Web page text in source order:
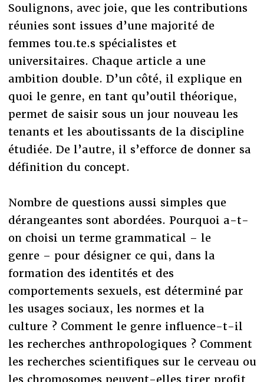
Soulignons, avec joie, que les contributions
réunies sont issues d’une majorité de
femmes tou.te.s spécialistes et
universitaires. Chaque article a une
ambition double. D’un côté, il explique en
quoi le genre, en tant qu’outil théorique,
permet de saisir sous un jour nouveau les
tenants et les aboutissants de la discipline
étudiée. De l’autre, il s’efforce de donner sa
définition du concept.
Nombre de questions aussi simples que
dérangeantes sont abordées. Pourquoi a-t-
on choisi un terme grammatical – le
genre – pour désigner ce qui, dans la
formation des identités et des
comportements sexuels, est déterminé par
les usages sociaux, les normes et la
culture ? Comment le genre influence-t-il
les recherches anthropologiques ? Comment
les recherches scientifiques sur le cerveau ou
les chromosomes peuvent-elles tirer profit